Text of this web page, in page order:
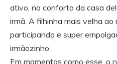
ativo, no conforto da casa
irmã. A filhinha mais velha ao
participando e super
irmãozinho.
Em momentos como esse, o